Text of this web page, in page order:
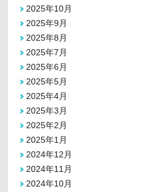
2025年10月
2025年9月
2025年8月
2025年7月
2025年6月
2025年5月
2025年4月
2025年3月
2025年2月
2025年1月
2024年12月
2024年11月
2024年10月